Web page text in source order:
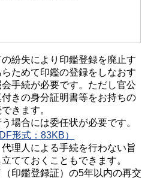
紛失により印鑑登録を廃止す
ためて印鑑の登録をしなおす
手続が必要です。ただし官公
きの身分証明書等をお持ちの
きます。
場合には委任状が必要です。
形式：83KB）
理人による手続を行わない旨
てておくこともできます。
印鑑登録証）の5年以内の再交